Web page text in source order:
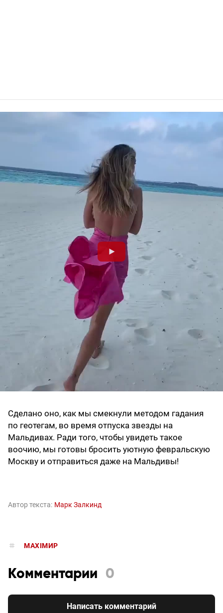
Сделано оно, как мы смекнули методом гадания
по геотегам, во время отпуска звезды на
Мальдивах. Ради того, чтобы увидеть такое
воочию, мы готовы бросить уютную февральскую
Москву и отправиться даже на Мальдивы!
Автор текста: Марк Залкинд
MAXIMИР
Комментарии 0
Написать комментарий